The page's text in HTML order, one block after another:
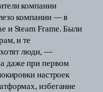
компании
компании — в
и Steam Frame. Были
и те
хотят люди, —
даже при первом
настроек
избегание